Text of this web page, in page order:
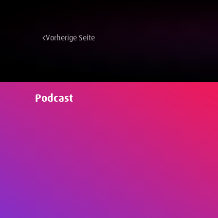
Vorherige Seite
Podcast